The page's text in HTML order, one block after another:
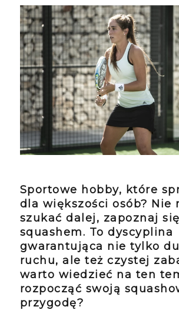
Sportowe hobby, które
dla większości osób? Nie
szukać dalej, zapoznaj
squashem. To dyscyplina
gwarantująca nie tylko
ruchu, ale też czystej
warto wiedzieć na ten
rozpocząć swoją
przygodę?